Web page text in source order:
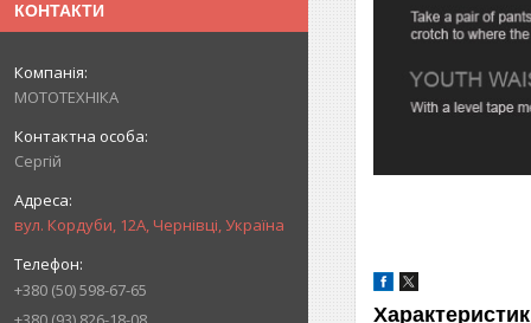
КОНТАКТИ
МОТОТЕХНІКА
Сергій
вул. Кордуби, 12А, Чернівці, Україна
+380 (50) 598-67-65